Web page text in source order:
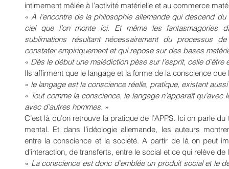
intimement mêlée à l’activité matérielle et au commerce
« A l’encontre de la philosophie allemande qui descend
ciel que l’on monte ici. Et même les fantasmagories
sublimations résultant nécessairement du processus
constater empiriquement et qui repose sur des bases
« Dès le début une malédiction pèse sur l’esprit, celle d’être
Ils affirment que le langage et la forme de la conscience que
« le langage est la conscience réelle, pratique, existant
« Tout comme la conscience, le langage n’apparaît
avec d’autres hommes. »
C’est là qu’on retrouve la pratique de l’APPS. Ici on parle
mental. Et dans l’idéologie allemande, les auteurs
entre la conscience et la société. A partir de là on peut
d’interaction, de transferts, entre le social et ce qui relève de
«